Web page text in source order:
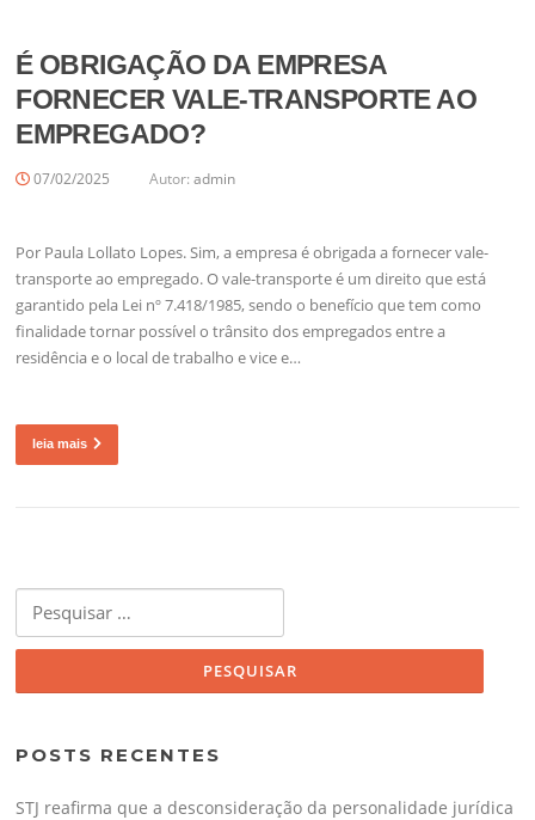
É OBRIGAÇÃO DA EMPRESA
FORNECER VALE-TRANSPORTE AO
EMPREGADO?
07/02/2025 Autor:admin
Por Paula Lollato Lopes. Sim, a empresa é obrigada a fornecer vale-
transporte ao empregado. O vale-transporte é um direito que está
garantido pela Lei nº 7.418/1985, sendo o benefício que tem como
finalidade tornar possível o trânsito dos empregados entre a
residência e o local de trabalho e vice e…
leia mais
POSTS RECENTES
STJ reafirma que a desconsideração da personalidade jurídica